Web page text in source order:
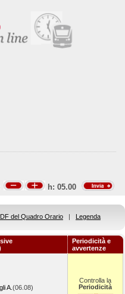
h: 05.00
del Quadro Orario | Legenda
Periodicità e
avvertenze
A. (06.08)
Controlla la
Periodicità